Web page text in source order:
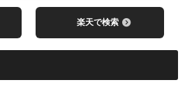
楽天で検索